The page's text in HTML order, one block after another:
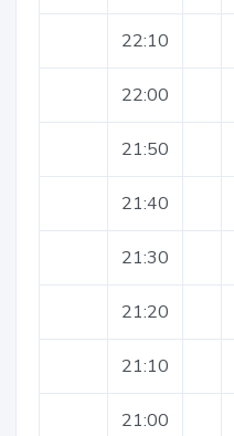
22:10
22:00
21:50
21:40
21:30
21:20
21:10
21:00